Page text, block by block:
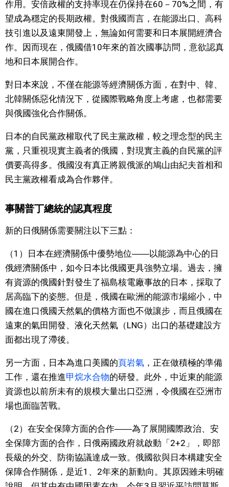
作用。安倍政權的支持率現在仍保持在60－70%之間，有
望成為穩定的長期政權。對俄國而言，在能源出口、高科
技引進以及遠東開發上，無論如何需要和日本展開經濟合
作。因而現在，俄國借10年來的首次國事訪問，意欲認真
地和日本展開合作。
對日本來說，不僅在能源等經濟關係方面，在對中、韓、
北韓關係惡化情況下，從國際戰略角度上考慮，也都需要
與俄國強化合作關係。
日本的自民黨政權取代了民主黨政權，較之理念型的民主
黨，只重視現實主義者的俄國，對現實主義的自民黨的評
價要高得多。俄國沒有真正將親俄派的鳩山由紀夫首相和
民主黨政權看成為合作夥伴。
事關普丁總統的認真程度
新的日俄關係需要關注以下三點：
（1）日本在經濟關係中優勢地位――以能源為中心的日
俄經濟關係中，如今日本比俄國更具強勢立場。過去，擁
有資源的俄國針對發生了福島核電廠事故的日本，採取了
居高臨下的姿態。但是，俄國在歐洲的能源市場縮小，中
國在進口俄國天然氣的價格方面也不做讓步，而且俄國在
遠東的氣田開發、液化天然氣（LNG）出口的基礎建設方
面都出現了滯後。
另一方面，日本為進口美國的頁岩氣，正在做積極的準備
工作，還在推進甲烷水合物的研發。此外，中近東的能源
資源也以前所未有的規模大量出口亞洲，令俄國在亞洲市
場也面臨苦戰。
（2）在安全保障方面的合作――為了展開國際政治、安
全保障方面的合作，日俄兩國政府就啟動「2+2」，即部
長級的外交、防衛協議達成一致。俄國欲與日本構建安全
保障合作關係，是近1、2年來的新動向。其原因雖未明確